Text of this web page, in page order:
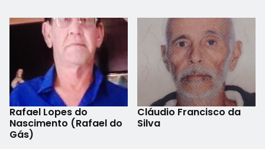
Rafael Lopes do
Nascimento (Rafael do
Gás)
Cláudio Francisco da
Silva